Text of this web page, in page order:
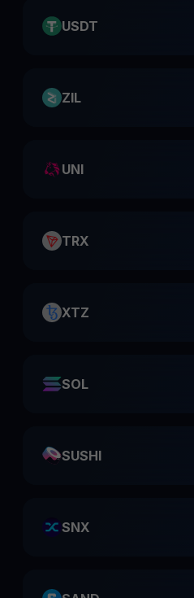
USDT
ZIL
UNI
TRX
XTZ
SOL
SUSHI
SNX